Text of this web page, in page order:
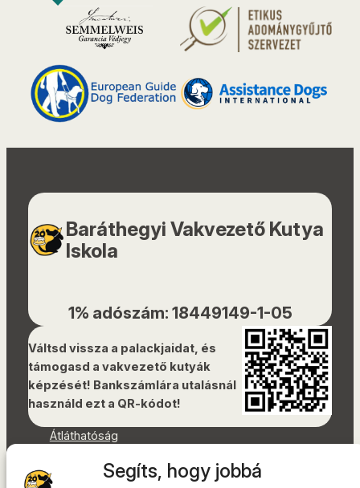
Segíts, hogy jobbá
Baráthegyi Vakvezető Kutya
Iskola
1% adószám: 18449149-1-05
Váltsd vissza a palackjaidat, és
támogasd a vakvezető kutyák
képzését! Bankszámlára utalásnál
használd ezt a QR-kódot!
Átláthatóság
Akadálymentességi nyilatkozat